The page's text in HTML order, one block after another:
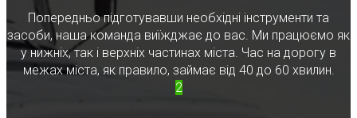
Попередньо підготувавши необхідні інструменти та
засоби, наша команда виїжджає до вас. Ми працюємо як
у нижніх, так і верхніх частинах міста. Час на дорогу в
межах міста, як правило, займає від 40 до 60 хвилин.
2